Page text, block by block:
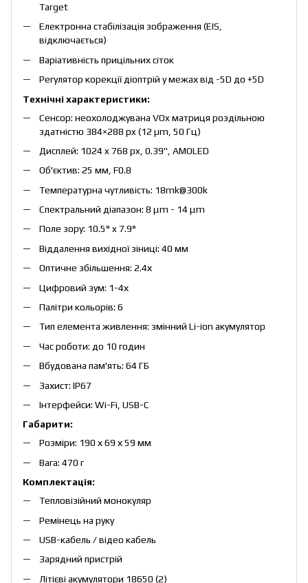
Target
Електронна стабілізація зображення (EIS,
відключається)
Варіативність прицільних сіток
Регулятор корекції діоптрій у межах від -5D до +5D
Технічні характеристики:
Сенсор: неохолоджувана VOx матриця роздільною
здатністю 384×288 px (12 µm, 50 Гц)
Дисплей: 1024 x 768 px, 0.39", AMOLED
Об'єктив: 25 мм, F0.8
Температурна чутливість: 18mk@300k
Спектральний діапазон: 8 μm - 14 μm
Поле зору: 10.5° x 7.9°
Віддалення вихідної зіниці: 40 мм
Оптичне збільшення: 2.4х
Цифровий зум: 1-4х
Палітри кольорів: 6
Тип елемента живлення: змінний Lі-іon акумулятор
Час роботи: до 10 годин
Вбудована пам'ять: 64 ГБ
Захист: IP67
Інтерфейси: Wi-Fi, USB-C
Габарити:
Розміри: 190 х 69 х 59 мм
Вага: 470 г
Комплектація:
Тепловізійний монокуляр
Ремінець на руку
USB-кабель / відео кабель
Зарядний пристрій
Літієві акумулятори 18650 (2)